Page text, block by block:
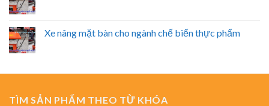
Xe nâng mặt bàn cho ngành chế biến thực phẩm
TÌM SẢN PHẨM THEO TỪ KHÓA